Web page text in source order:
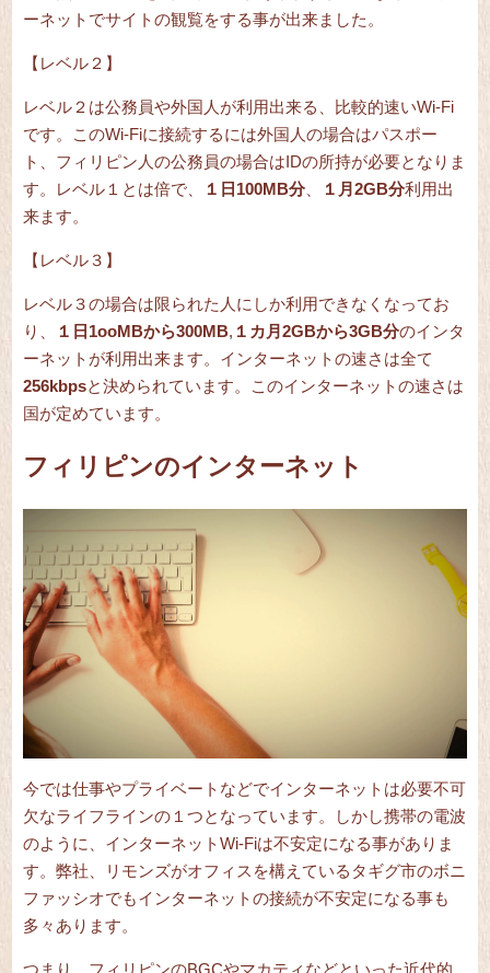
ーネットでサイトの観覧をする事が出来ました。
【レベル２】
レベル２は公務員や外国人が利用出来る、比較的速いWi-Fi
です。このWi-Fiに接続するには外国人の場合はパスポー
ト、フィリピン人の公務員の場合はIDの所持が必要となりま
す。レベル１とは倍で、
１日100MB分、 １月2GB分利用出
来ます。
【レベル３】
レベル３の場合は限られた人にしか利用できなくなってお
り、
１日1ooMBから300MB, １カ月2GBから3GB分のインタ
ーネットが利用出来ます。インターネットの速さは全て
256kbpsと決められています。このインターネットの速さは
国が定めています。
フィリピンのインターネット
今では仕事やプライベートなどでインターネットは必要不可
欠なライフラインの１つとなっています。しかし携帯の電波
のように、インターネットWi-Fiは不安定になる事がありま
す。弊社、リモンズがオフィスを構えているタギグ市のボニ
ファッシオでもインターネットの接続が不安定になる事も
多々あります。
つまり、フィリピンのBGCやマカティなどといった近代的